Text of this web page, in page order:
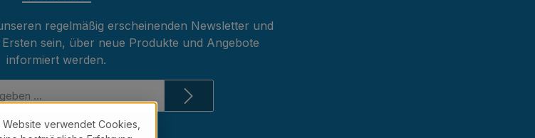
regelmäßig erscheinenden Newsletter und
sein, über neue Produkte und Angebote
informiert werden.
Datenschutz
Website verwendet Cookies,